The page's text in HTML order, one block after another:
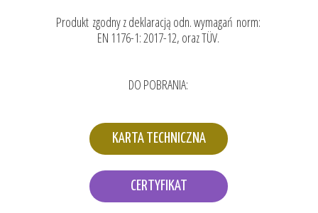
CERTYFIKAT
KARTA TECHNICZNA
Produkt zgodny z deklaracją odn. wymagań norm:
EN 1176-1: 2017-12, oraz TÜV.
DO POBRANIA: